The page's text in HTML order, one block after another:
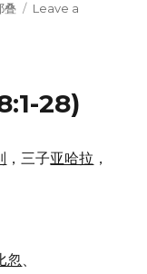
叠
Leave a
28)
，三子亚哈拉 ，
忽、